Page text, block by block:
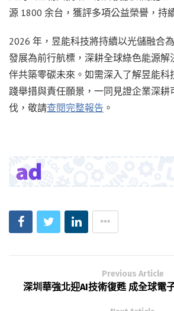
源 1800 余台，獲評多項公益榮譽，持
2026 年，昱能科技將持續以光儲融合
發展為前行航標，深耕全球綠色能源解
伴共築零碳未來。如需深入了解昱能科
踐舉措與責任願景，一同見證企業深耕
伐，敬請查閱完整報告 。
Previous Article
深圳華強北迎AI技術復甦 成全球電